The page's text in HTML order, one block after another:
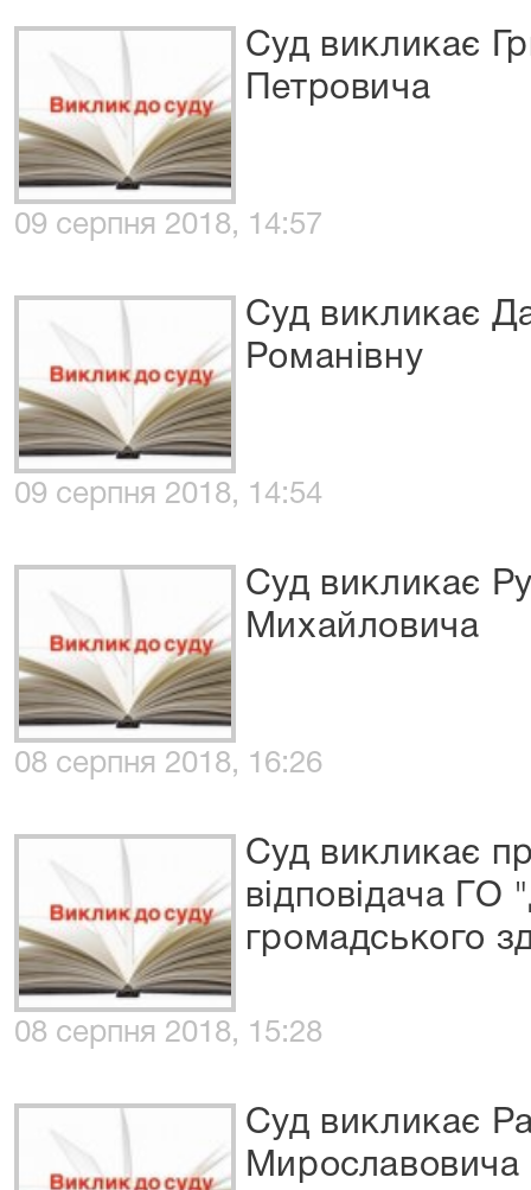
Суд викликає
Петровича
09 серпня 2018, 14:57
Суд викликає
Романівну
09 серпня 2018, 14:54
Суд викликає
Михайловича
08 серпня 2018, 16:26
Суд викликає
відповідача ГО
громадського
08 серпня 2018, 15:28
Суд викликає
Мирославовича